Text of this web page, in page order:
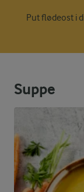
Put flødeost i
Suppe